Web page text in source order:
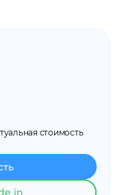
стоимость
in